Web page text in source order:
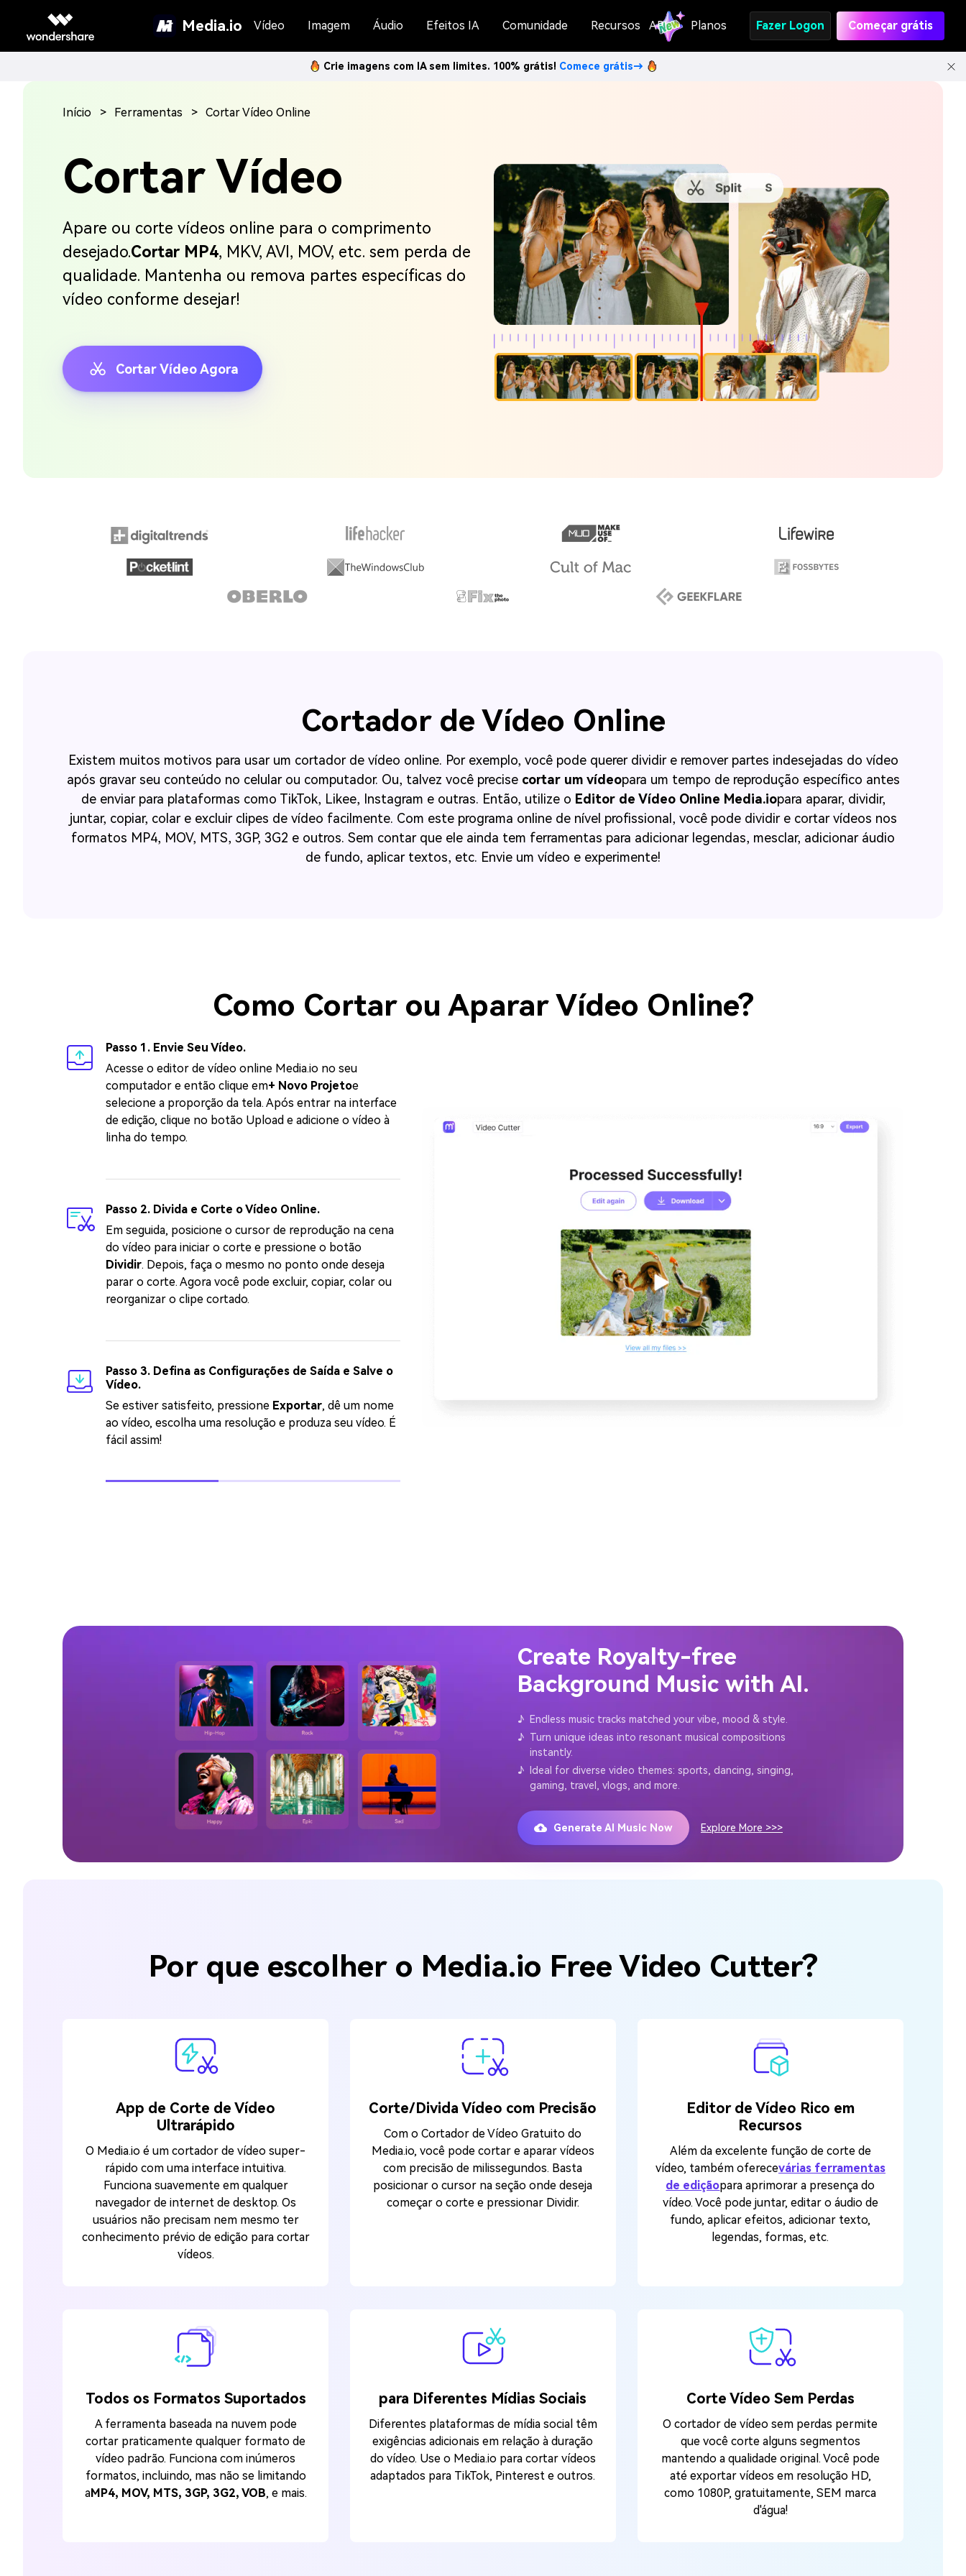
Media.io Vídeo Imagem Áudio Efeitos IA Comunidade Recursos API Planos Fazer Logon Começar grátis
Crie imagens com IA sem limites. 100% grátis! Comece grátis→
Cortar Vídeo
Apare ou corte vídeos online para o comprimento
desejado.Cortar MP4, MKV, AVI, MOV, etc. sem perda de
qualidade. Mantenha ou remova partes específicas do
vídeo conforme desejar!
Cortar Vídeo Agora
Início Ferramentas Cortar Vídeo Online
Cortador de Vídeo Online
Existem muitos motivos para usar um cortador de vídeo online. Por exemplo, você pode querer dividir e remover partes indesejadas do vídeo
após gravar seu conteúdo no celular ou computador. Ou, talvez você precise cortar um vídeopara um tempo de reprodução específico antes
de enviar para plataformas como TikTok, Likee, Instagram e outras. Então, utilize o Editor de Vídeo Online Media.iopara aparar, dividir,
juntar, copiar, colar e excluir clipes de vídeo facilmente. Com este programa online de nível profissional, você pode dividir e cortar vídeos nos
formatos MP4, MOV, MTS, 3GP, 3G2 e outros. Sem contar que ele ainda tem ferramentas para adicionar legendas, mesclar, adicionar áudio
de fundo, aplicar textos, etc. Envie um vídeo e experimente!
Como Cortar ou Aparar Vídeo Online?
Passo 1. Envie Seu Vídeo.
Acesse o editor de vídeo online Media.io no seu
computador e então clique em+ Novo Projetoe
selecione a proporção da tela. Após entrar na interface
de edição, clique no botão Upload e adicione o vídeo à
linha do tempo.
Passo 2. Divida e Corte o Vídeo Online.
Em seguida, posicione o cursor de reprodução na cena
do vídeo para iniciar o corte e pressione o botão
Dividir. Depois, faça o mesmo no ponto onde deseja
parar o corte. Agora você pode excluir, copiar, colar ou
reorganizar o clipe cortado.
Passo 3. Defina as Configurações de Saída e Salve o
Vídeo.
Se estiver satisfeito, pressione Exportar, dê um nome
ao vídeo, escolha uma resolução e produza seu vídeo. É
fácil assim!
Create Royalty-free
Background Music with AI.
♪
Endless music tracks matched your vibe, mood & style.
♪ Turn unique ideas into resonant musical compositions
instantly.
♪
Ideal for diverse video themes: sports, dancing, singing,
gaming, travel, vlogs, and more.
Generate AI Music Now Explore More >>>
Por que escolher o Media.io Free Video Cutter?
App de Corte de Vídeo
Ultrarápido
O Media.io é um cortador de vídeo super-
rápido com uma interface intuitiva.
Funciona suavemente em qualquer
navegador de internet de desktop. Os
usuários não precisam nem mesmo ter
conhecimento prévio de edição para cortar
vídeos.
Corte/Divida Vídeo com Precisão
Com o Cortador de Vídeo Gratuito do
Media.io, você pode cortar e aparar vídeos
com precisão de milissegundos. Basta
posicionar o cursor na seção onde deseja
começar o corte e pressionar Dividir.
Editor de Vídeo Rico em
Recursos
Além da excelente função de corte de
vídeo, também oferecevárias ferramentas
de ediçãopara aprimorar a presença do
vídeo. Você pode juntar, editar o áudio de
fundo, aplicar efeitos, adicionar texto,
legendas, formas, etc.
Todos os Formatos Suportados
A ferramenta baseada na nuvem pode
cortar praticamente qualquer formato de
vídeo padrão. Funciona com inúmeros
formatos, incluindo, mas não se limitando
aMP4, MOV, MTS, 3GP, 3G2, VOB, e mais.
para Diferentes Mídias Sociais
Diferentes plataformas de mídia social têm
exigências adicionais em relação à duração
do vídeo. Use o Media.io para cortar vídeos
adaptados para TikTok, Pinterest e outros.
Corte Vídeo Sem Perdas
O cortador de vídeo sem perdas permite
que você corte alguns segmentos
mantendo a qualidade original. Você pode
até exportar vídeos em resolução HD,
como 1080P, gratuitamente, SEM marca
d'água!